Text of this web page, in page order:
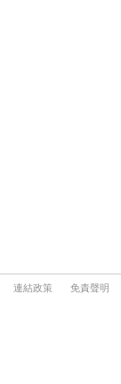
連結政策
免責聲明